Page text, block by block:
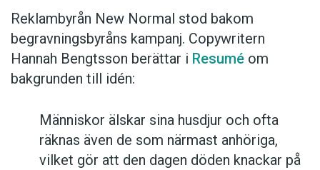
Reklambyrån New Normal stod bakom
begravningsbyråns kampanj. Copywritern
Hannah Bengtsson berättar i Resumé om
bakgrunden till idén:
Människor älskar sina husdjur och ofta
räknas även de som närmast anhöriga,
vilket gör att den dagen döden knackar på